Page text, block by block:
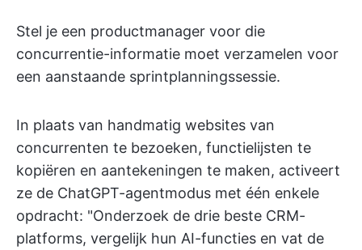
Stel je een productmanager voor die
concurrentie-informatie moet verzamelen voor
een aanstaande sprintplanningssessie.
In plaats van handmatig websites van
concurrenten te bezoeken, functielijsten te
kopiëren en aantekeningen te maken, activeert
ze de ChatGPT-agentmodus met één enkele
opdracht: "Onderzoek de drie beste CRM-
platforms, vergelijk hun AI-functies en vat de